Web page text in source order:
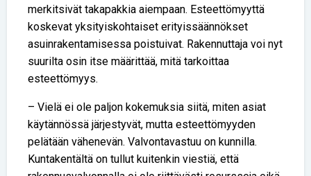
merkitsivät takapakkia aiempaan. Esteettömyyttä
koskevat yksityiskohtaiset erityissäännökset
asuinrakentamisessa poistuivat. Rakennuttaja voi nyt
suurilta osin itse määrittää, mitä tarkoittaa
esteettömyys.
– Vielä ei ole paljon kokemuksia siitä, miten asiat
käytännössä järjestyvät, mutta esteettömyyden
pelätään vähenevän. Valvontavastuu on kunnilla.
Kuntakentältä on tullut kuitenkin viestiä, että